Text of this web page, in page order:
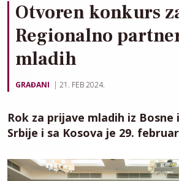
Otvoren konkurs
Regionalno
mladih
GRAĐANI 21. FEB 2024.
Rok za prijave mladih iz Bosne
Srbije i sa Kosova je 29. februar